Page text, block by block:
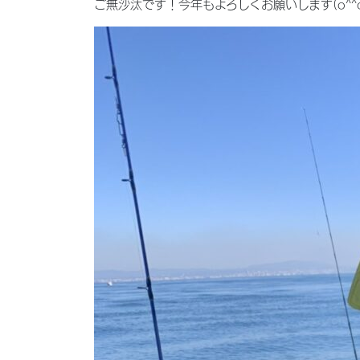
ご無沙汰です！今年もよろしくお願いします